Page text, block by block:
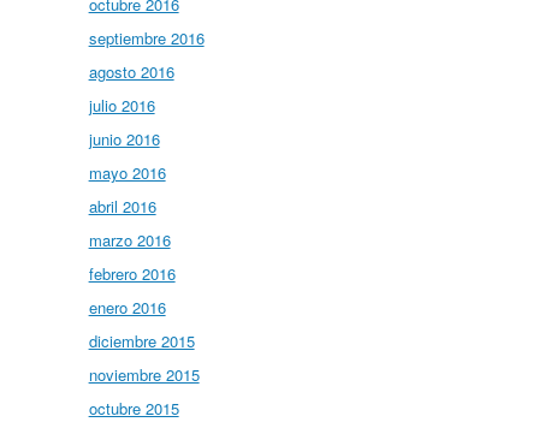
septiembre 2016
agosto 2016
julio 2016
junio 2016
mayo 2016
abril 2016
marzo 2016
febrero 2016
enero 2016
diciembre 2015
noviembre 2015
octubre 2015